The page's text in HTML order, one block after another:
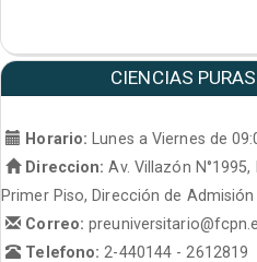
CIENCIAS
Horario:
Lunes a Viernes de
Direccion: Av. Villazón
Primer Piso, Dirección de Admisión
Correo:
Telefono: 2-440144 - 2612819